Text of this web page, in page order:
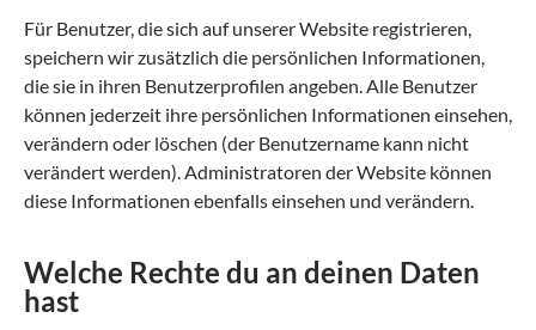
Für Benutzer, die sich auf unserer Website registrieren,
speichern wir zusätzlich die persönlichen Informationen,
die sie in ihren Benutzerprofilen angeben. Alle Benutzer
können jederzeit ihre persönlichen Informationen einsehen,
verändern oder löschen (der Benutzername kann nicht
verändert werden). Administratoren der Website können
diese Informationen ebenfalls einsehen und verändern.
Welche Rechte du an deinen Daten
hast